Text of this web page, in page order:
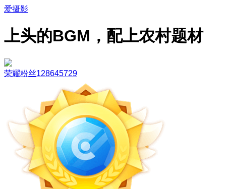
爱摄影
上头的BGM，配上农村题材
荣耀粉丝128645729